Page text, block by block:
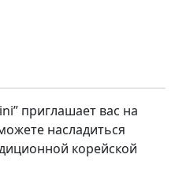
приглашает вас на
насладиться
корейской